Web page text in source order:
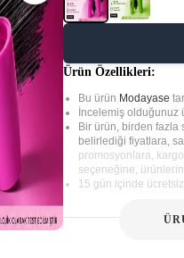
Ürün Özellikleri:
Bu ürün Modayase
İncelemiş olduğunuz
Bir ürün, birden fazla
belirlediği fiyatlara,
promosyonlara,
seçeneğine,
15 gün içinde ücretsiz